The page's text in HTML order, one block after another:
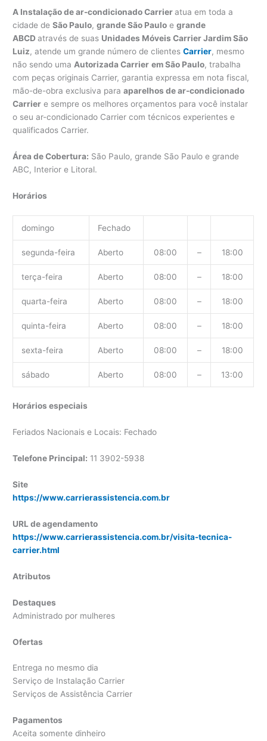
A Instalação de ar-condicionado Carrieratua em toda a
cidade deSão Paulo,grande São Paulo egrande
ABCDatravés de suas Unidades Móveis Carrier Jardim São
Luiz, atende um grande número de clientesCarrier, mesmo
não sendo umaAutorizada Carrier em São Paulo, trabalha
com peças originais Carrier, garantia expressa em nota fiscal,
mão-de-obra exclusiva paraaparelhos de ar-condicionado
Carrier e sempre os melhores orçamentos para você instalar
o seu ar-condicionado Carrier com técnicos experientes e
qualificados Carrier.
Área de Cobertura: São Paulo, grande São Paulo e grande
ABC, Interior e Litoral.
Horários
domingo Fechado
segunda-feira Aberto 08:00 – 18:00
terça-feira Aberto 08:00 – 18:00
quarta-feira Aberto 08:00 – 18:00
quinta-feira Aberto 08:00 – 18:00
sexta-feira Aberto 08:00 – 18:00
sábado Aberto 08:00 – 13:00
Horários especiais
Feriados Nacionais e Locais: Fechado
Telefone Principal: 11 3902-5938
Site
https://www.carrierassistencia.com.br
URL de agendamento
https://www.carrierassistencia.com.br/visita-tecnica-
carrier.html
Atributos
Destaques
Administrado por mulheres
Ofertas
Entrega no mesmo dia
Serviço de Instalação Carrier
Serviços de Assistência Carrier
Pagamentos
Aceita somente dinheiro